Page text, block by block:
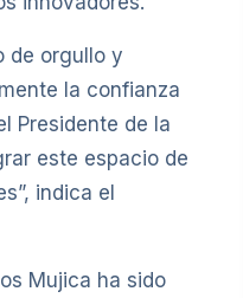
de orgullo y
la confianza
Presidente de la
este espacio de
indica el
Mujica ha sido